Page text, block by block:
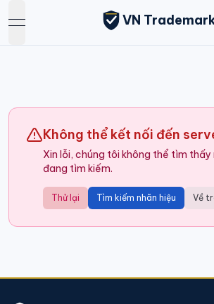
open navigation menu
VN
Không thể kết nối đến
Xin lỗi, chúng tôi không thể tìm thấy
đang tìm kiếm.
Thử lại Tìm kiếm nhãn hiệu Về